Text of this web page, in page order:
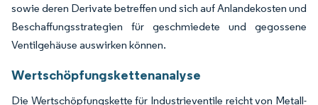
sowie deren Derivate betreffen und sich auf Anlandekosten und
Beschaffungsstrategien für geschmiedete und gegossene
Ventilgehäuse auswirken können.
Wertschöpfungskettenanalyse
Die Wertschöpfungskette für Industrieventile reicht von Metall-